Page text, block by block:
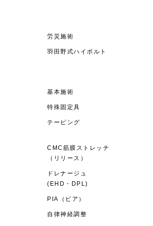
労災施術
羽田野式ハイボルト
基本施術
特殊固定具
テーピング
CMC筋膜ストレッチ
（リリース）
ドレナージュ
(EHD・DPL)
PIA（ピア）
自律神経調整